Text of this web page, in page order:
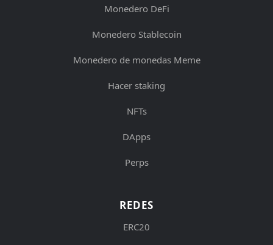
Monedero DeFi
Monedero Stablecoin
Monedero de monedas Meme
Hacer staking
NFTs
DApps
Perps
REDES
ERC20